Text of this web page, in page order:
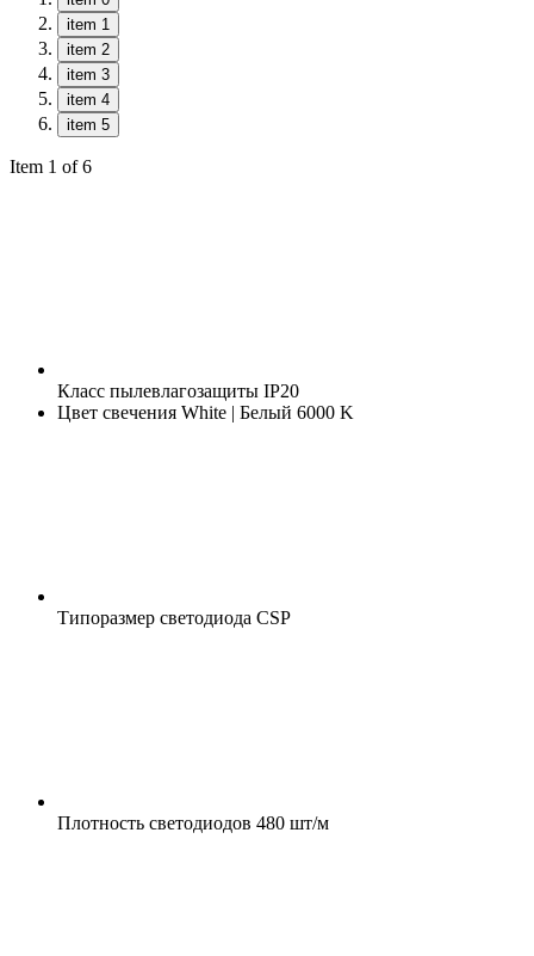
item 1
item 2
item 3
item 4
item 5
Item 1 of 6
Класс пылевлагозащиты IP20
Цвет свечения White | Белый 6000 K
Типоразмер светодиода CSP
Плотность светодиодов 480 шт/м